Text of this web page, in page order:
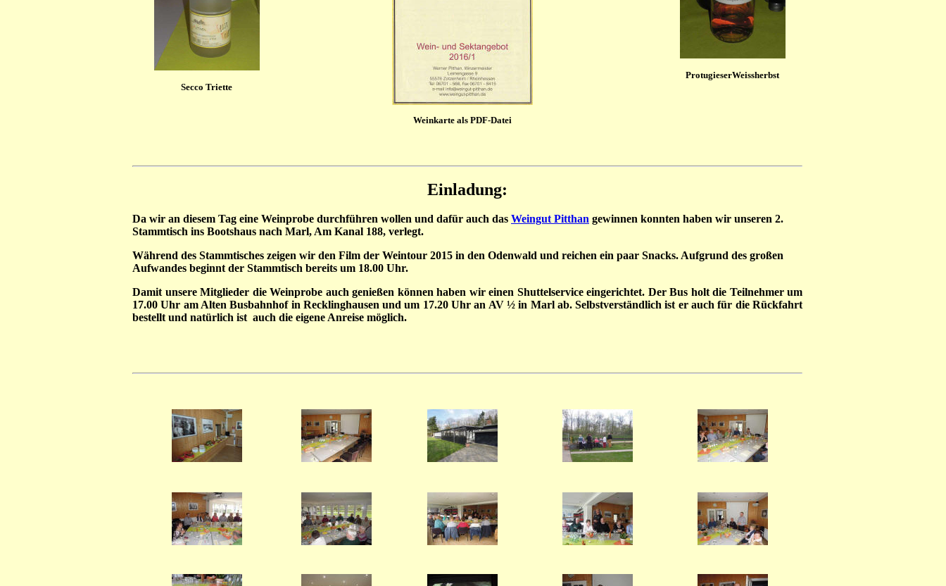
Secco Triette
ProtugieserWeissherbst
Weinkarte als PDF-Datei
Einladung:
Da wir an diesem Tag eine Weinprobe durchführen wollen und dafür auch das Weingut Pitthan gewinnen konnten haben wir unseren 2.
Stammtisch ins Bootshaus nach Marl, Am Kanal 188, verlegt.
Während des Stammtisches zeigen wir den Film der Weintour 2015 in den Odenwald und reichen ein paar Snacks. Aufgrund des großen
Aufwandes beginnt der Stammtisch bereits um 18.00 Uhr.
Damit unsere Mitglieder die Weinprobe auch genießen können haben wir einen Shuttelservice eingerichtet. Der Bus holt die Teilnehmer um
17.00 Uhr am Alten Busbahnhof in Recklinghausen und um 17.20 Uhr an AV ½ in Marl ab. Selbstverständlich ist er auch für die Rückfahrt
bestellt und natürlich ist auch die eigene Anreise möglich.